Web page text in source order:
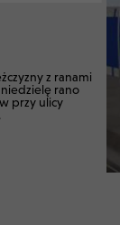
z ranami
niedzielę rano
przy ulicy